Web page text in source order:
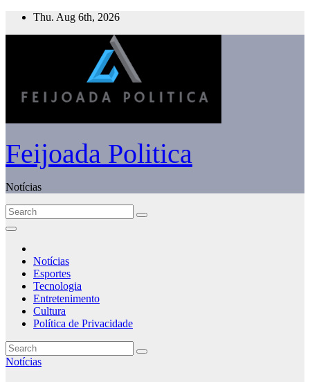
Skip
Thu. Aug 6th, 2026
Feijoada Politica
Notícias
Notícias
Esportes
Tecnologia
Entretenimento
Cultura
Política de Privacidade
Notícias